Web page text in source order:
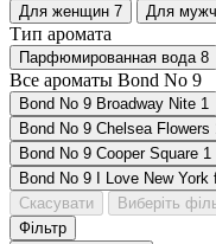
Для женщин 7 Для
Тип аромата
Парфюмированная вода 8
Все ароматы Bond No 9
Bond No 9 Broadway Nite 1
Bond No 9 Chelsea Flowers
Bond No 9 Cooper Square 1
Bond No 9 I Love New York
Скасувати
Виберіть
Фільтр